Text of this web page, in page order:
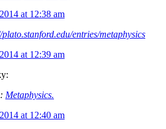
at 12:38 am
entries/metaphysics
at 12:39 am
Metaphysics.
at 12:40 am